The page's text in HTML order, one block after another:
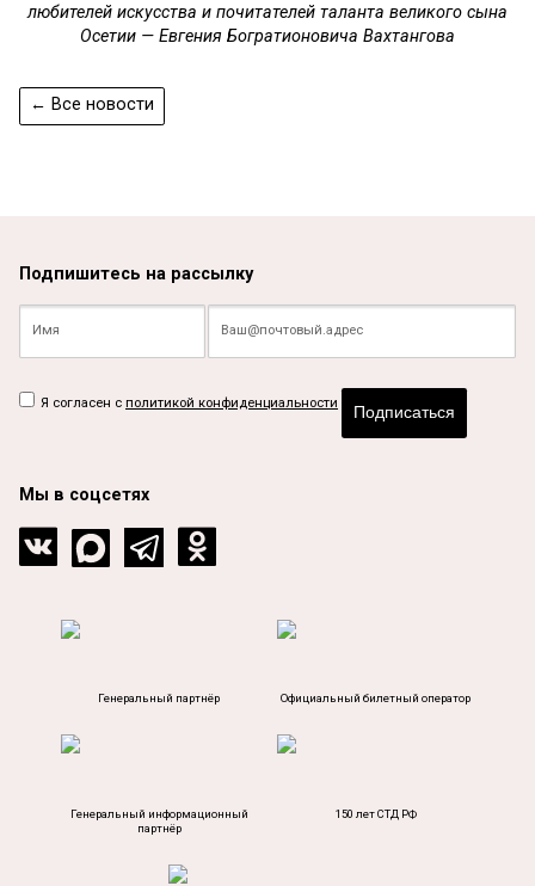
любителей искусства и почитателей таланта великого сына
Осетии — Евгения Богратионовича Вахтангова
← Все новости
Подпишитесь на рассылку
Я согласен с политикой конфиденциальности
Подписаться
Мы в соцсетях
Генеральный партнёр Официальный билетный оператор
Генеральный информационный
партнёр
150 лет СТД РФ